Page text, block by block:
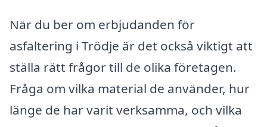
När du ber om erbjudanden för
asfaltering i Trödje är det också viktigt att
ställa rätt frågor till de olika företagen.
Fråga om vilka material de använder, hur
länge de har varit verksamma, och vilka